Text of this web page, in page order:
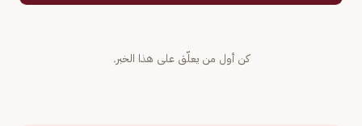
كن أول من يعلّق على هذا الخبر.